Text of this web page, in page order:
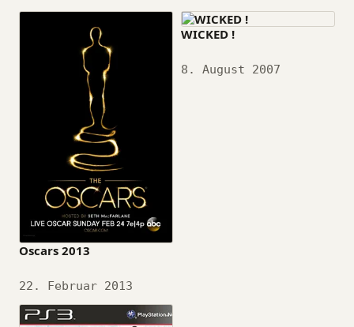
Oscars 2013
Datum
22. Februar 2013
WICKED !
Datum
8. August 2007